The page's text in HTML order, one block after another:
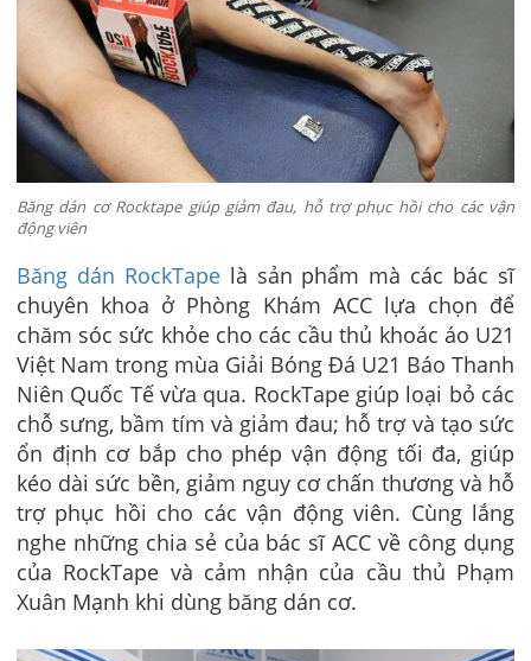
Băng dán cơ Rocktape giúp giảm đau, hỗ trợ phục hồi cho các vận
động viên
Băng dán RockTapelà sản phẩm mà các bác sĩ
chuyên khoa ở Phòng Khám ACC lựa chọn để
chăm sóc sức khỏe cho các cầu thủ khoác áo U21
Việt Nam trong mùa Giải Bóng Đá U21 Báo Thanh
Niên Quốc Tế vừa qua. RockTape giúp loại bỏ các
chỗ sưng, bầm tím và giảm đau; hỗ trợ và tạo sức
ổn định cơ bắp cho phép vận động tối đa, giúp
kéo dài sức bền, giảm nguy cơ chấn thương và hỗ
trợ phục hồi cho các vận động viên. Cùng lắng
nghe những chia sẻ của bác sĩ ACC về công dụng
của RockTape và cảm nhận của cầu thủ Phạm
Xuân Mạnh khi dùng băng dán cơ.